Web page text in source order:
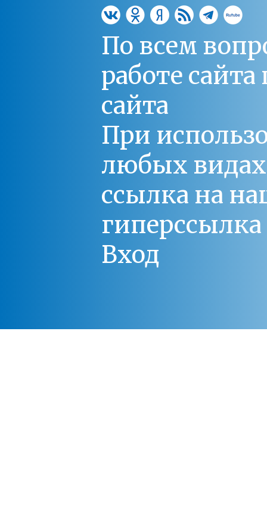
По всем
работе
сайта
При
любых
ссылка на
Вход